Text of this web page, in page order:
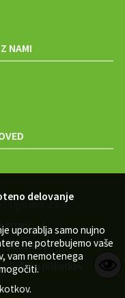
NAMI
Sigmateh d.o.o.
|
podatkov |
Politika piškotkov
delovanje
uporablja samo nujno
ne potrebujemo vaše
vam nemotenega
.